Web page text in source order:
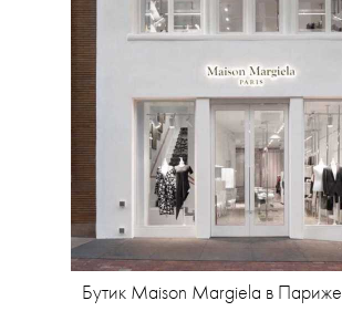
Бутик Maison Margiela в Париже